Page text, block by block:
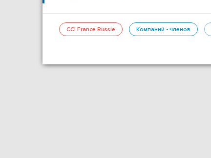
CCI France Russie Компаний - членов